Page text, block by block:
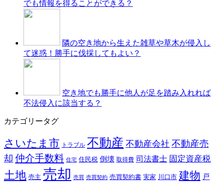
でも情報を得ることができる？
隣の空き地から生えた雑草や草木が侵入し
て迷惑！勝手に伐採してもよい？
空き地でも勝手に他人が足を踏み入れれば
不法侵入に該当する？
カテゴリータグ
さいたま市 トラブル 不動産 不動産会社 不動産売
却 仲介手数料 住宅 住民税 倒壊 取得費 司法書士 固定資産税
土地 売主 売却 売買 売買契約 売買契約書 実家 川口市 建物 戸